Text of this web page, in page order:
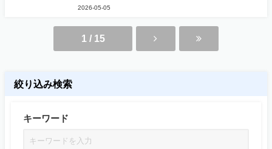
2026-05-05
1 / 15
絞り込み検索
キーワード